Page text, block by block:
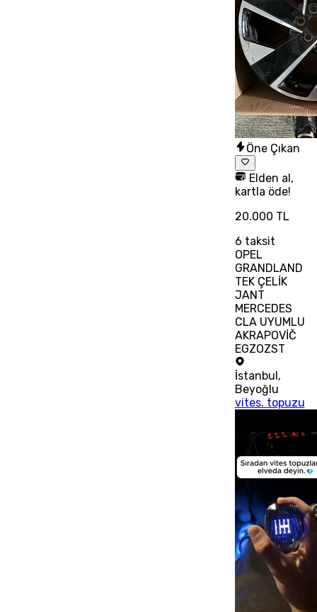
Öne Çıkan
Elden al,
kartla öde!
20.000 TL
6 taksit
OPEL
GRANDLAND
TEK ÇELİK
JANT
MERCEDES
CLA UYUMLU
AKRAPOVİČ
EGZOZST
İstanbul ,
Beyoğlu
vites. topuzu